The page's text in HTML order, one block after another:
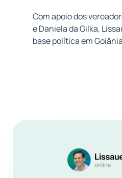
Com apoio dos
e Daniela da Gilka,
base política em Goiânia